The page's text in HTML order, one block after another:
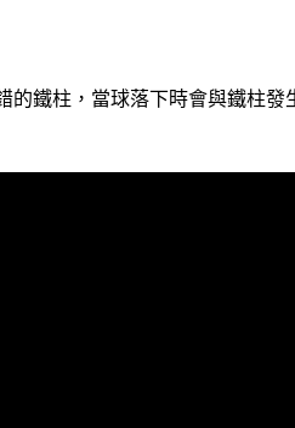
的鐵柱，當球落下時會與鐵柱